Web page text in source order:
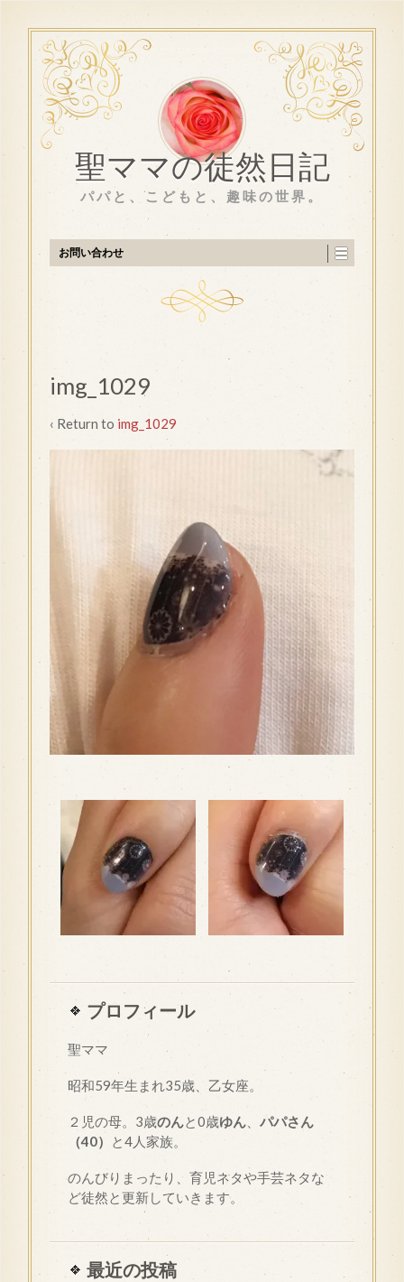
聖ママの徒然日記
パパと、こどもと、趣味の世界。
お問い合わせ
img_1029
‹ Return to img_1029
プロフィール
聖ママ
昭和59年生まれ35歳、乙女座。
２児の母。3歳のんと0歳ゆん
パパさん
（40）
と4人家族。
のんびりまったり、育児ネタや手芸ネタな
ど徒然と更新していきます。
最近の投稿